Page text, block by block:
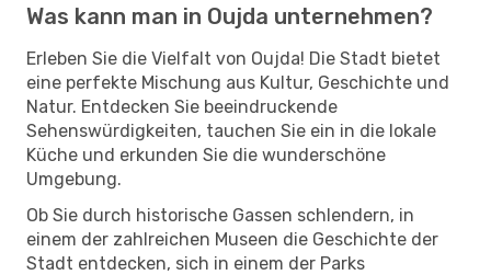
Was kann man in Oujda unternehmen?
Erleben Sie die Vielfalt von Oujda! Die Stadt bietet
eine perfekte Mischung aus Kultur, Geschichte und
Natur. Entdecken Sie beeindruckende
Sehenswürdigkeiten, tauchen Sie ein in die lokale
Küche und erkunden Sie die wunderschöne
Umgebung.
Ob Sie durch historische Gassen schlendern, in
einem der zahlreichen Museen die Geschichte der
Stadt entdecken, sich in einem der Parks